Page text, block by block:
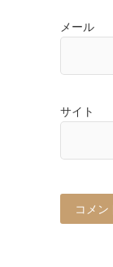
メール
サイト